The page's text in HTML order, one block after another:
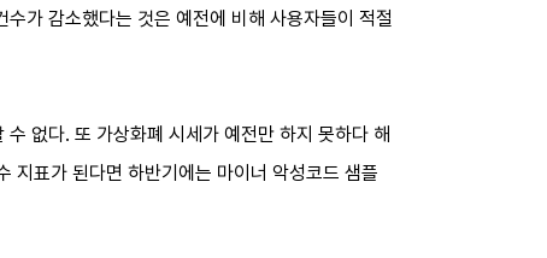
가 감소했다는 것은 예전에 비해 사용자들이 적절
없다. 또 가상화폐 시세가 예전만 하지 못하다 해
지표가 된다면 하반기에는 마이너 악성코드 샘플